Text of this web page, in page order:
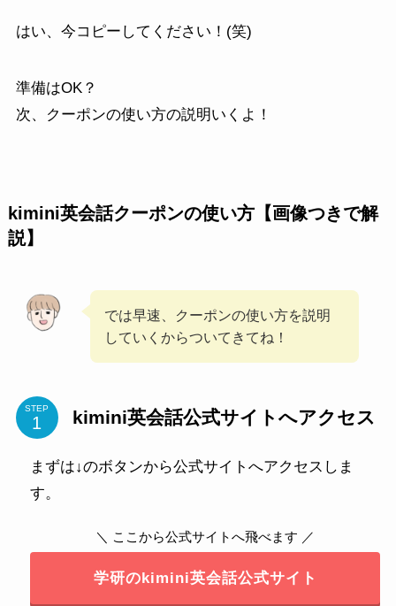
はい、今コピーしてください！(笑)
準備はOK？
次、クーポンの使い方の説明いくよ！
kimini英会話クーポンの使い方【画像つきで解
説】
では早速、クーポンの使い方を説明
していくからついてきてね！
STEP kimini英会話公式サイトへアクセス
まずは↓のボタンから公式サイトへアクセスしま
す。
＼ ここから公式サイトへ飛べます ／
学研のkimini英会話公式サイト